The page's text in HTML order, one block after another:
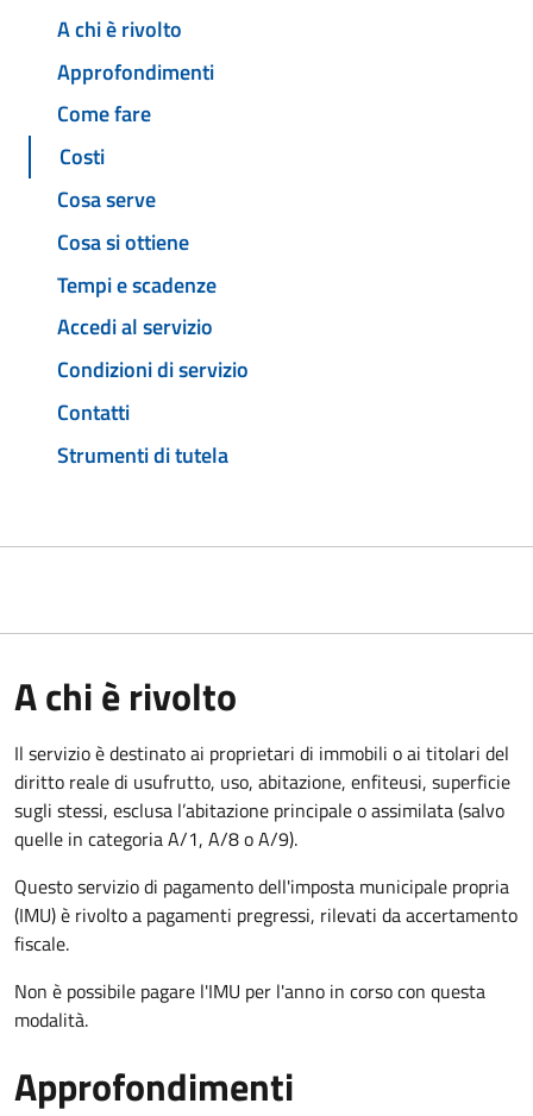
A chi è rivolto
Approfondimenti
Come fare
Costi
Cosa serve
Cosa si ottiene
Tempi e scadenze
Accedi al servizio
Condizioni di servizio
Contatti
Strumenti di tutela
A chi è rivolto
Il servizio è destinato ai proprietari di immobili o ai titolari del
diritto reale di usufrutto, uso, abitazione, enfiteusi, superficie
sugli stessi, esclusa l’abitazione principale o assimilata (salvo
quelle in categoria A/1, A/8 o A/9).
Questo servizio di pagamento dell'imposta municipale propria
(IMU) è rivolto a pagamenti pregressi, rilevati da accertamento
fiscale.
Non è possibile pagare l'IMU per l'anno in corso con questa
modalità.
Approfondimenti